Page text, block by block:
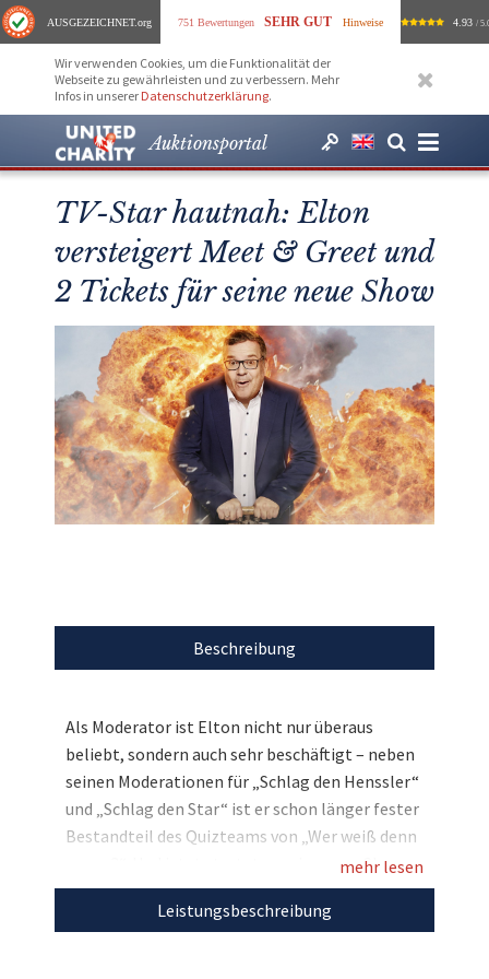
AUSGEZEICHNET.org 751 Bewertungen SEHR GUT Hinweise 4.93 /
Wir verwenden Cookies, um die Funktionalität der
Webseite zu gewährleisten und zu verbessern. Mehr
Infos in unserer Datenschutzerklärung.
Auktionsportal
TV-Star hautnah: Elton
versteigert Meet & Greet und
2 Tickets für seine neue Show
Beschreibung
Als Moderator ist Elton nicht nur überaus
beliebt, sondern auch sehr beschäftigt – neben
seinen Moderationen für „Schlag den Henssler“
und „Schlag den Star“ ist er schon länger fester
Bestandteil des Quizteams von „Wer weiß denn
sowas?“. Und jetzt startet er seine neue Show
„Alle gegen Einen“, bei der Sie ihn exklusiv
treffen können! Im Rahmen der Aktion „Bambi
mehr lesen
Leistungsbeschreibung